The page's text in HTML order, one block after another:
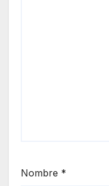
Nombre *